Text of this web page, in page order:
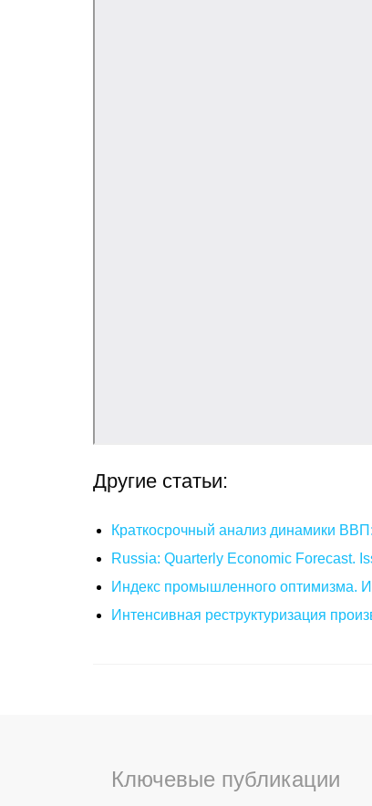
Другие статьи:
Краткосрочный анализ динамики
Russia: Quarterly Economic Forecast.
Индекс промышленного оптимизма.
Интенсивная реструктуризация
Ключевые публикации